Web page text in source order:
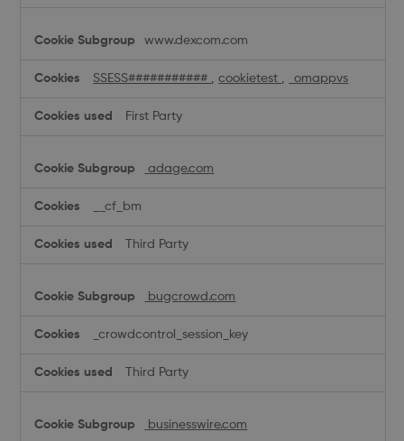
www.dexcom.com
SSESS########### ,cookietest _omappvs
First Party
adage.com
__cf_bm
Third Party
bugcrowd.com
_crowdcontrol_session_key
Third Party
businesswire.com